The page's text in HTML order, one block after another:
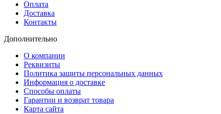
Оплата
Доставка
Контакты
Дополнительно
О компании
Реквизиты
Политика защиты персональных данных
Информация о доставке
Способы оплаты
Гарантии и возврат товара
Карта сайта